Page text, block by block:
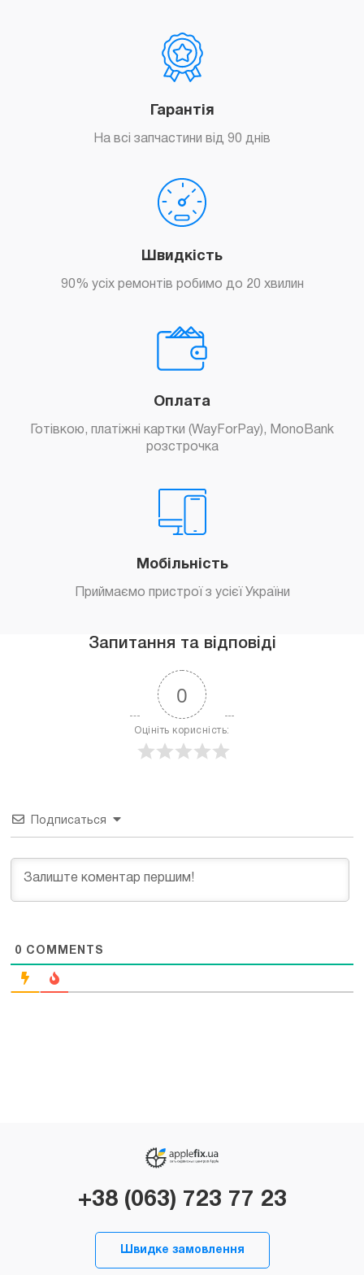
Гарантія
На всі запчастини від 90 днів
Швидкість
90% усіх ремонтів робимо до 20 хвилин
Оплата
Готівкою, платіжні картки (WayForPay), MonoBank
розстрочка
Мобільність
Приймаємо пристрої з усієї України
Запитання та відповіді
0
Оцініть корисність:
Подписаться
0 COMMENTS
+38 (063) 723 77 23
Швидке замовлення